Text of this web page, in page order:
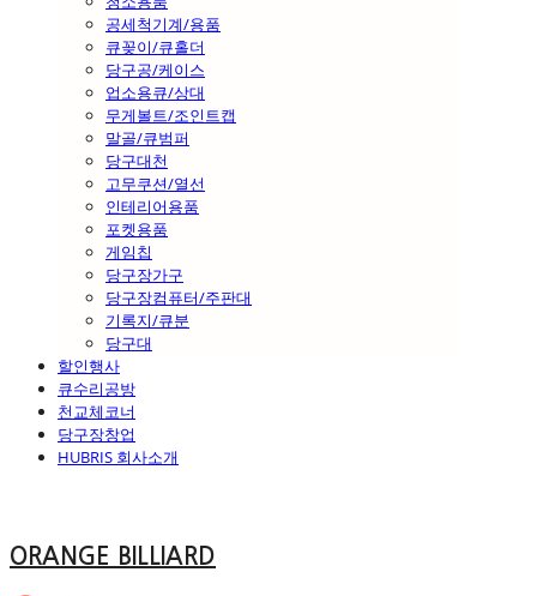
공세척기계/용품
큐꽂이/큐홀더
당구공/케이스
업소용큐/상대
무게볼트/조인트캡
말골/큐범퍼
당구대천
고무쿠션/열선
인테리어용품
포켓용품
게임칩
당구장가구
당구장컴퓨터/주판대
기록지/큐분
당구대
할인행사
큐수리공방
천교체코너
당구장창업
HUBRIS 회사소개
ORANGE BILLIARD